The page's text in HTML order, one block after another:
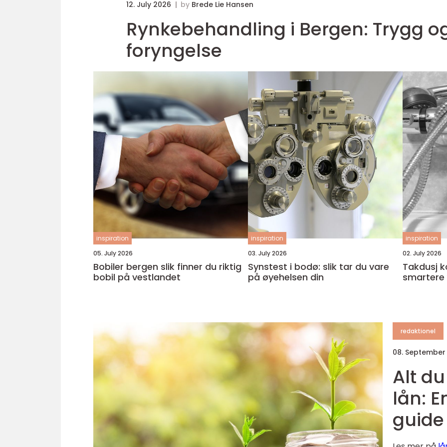
12. July 2026 by Brede Lie Hansen
Rynkebehandling i Bergen: Trygg
foryngelse
inspiration
05. July 2026
Bobiler bergen slik finner du riktig
bobil på vestlandet
inspiration
03. July 2026
Synstest i bodø: slik tar du vare
på øyehelsen din
inspiration
02. July 2026
Takdusj komfort, design og
redaktionel
08.
Alt
lån:
guide